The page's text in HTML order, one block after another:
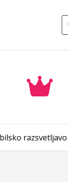
razsvetljavo